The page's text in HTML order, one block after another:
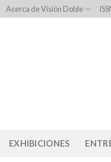
Acerca de Visión Doble
EXHIBICIONES